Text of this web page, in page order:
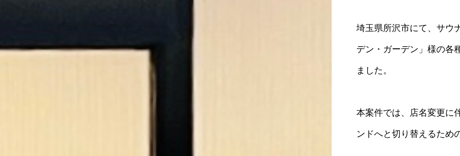
埼玉県所沢市にて、サウ
デン・ガーデン」様の各
ました。
本案件では、店名変更に
ンドへと切り替えるため